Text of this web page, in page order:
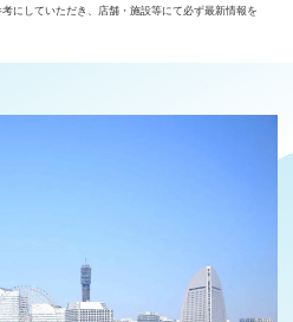
にしていただき、店舗・施設等にて必ず最新情報を